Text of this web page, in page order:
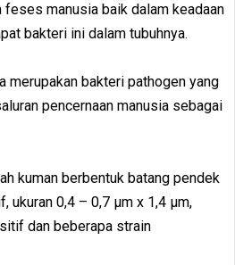
manusia baik dalam keadaan
bakteri ini dalam tubuhnya.
merupakan bakteri pathogen yang
pencernaan manusia sebagai
kuman berbentuk batang pendek
ukuran 0,4 – 0,7 µm x 1,4 µm,
dan beberapa strain